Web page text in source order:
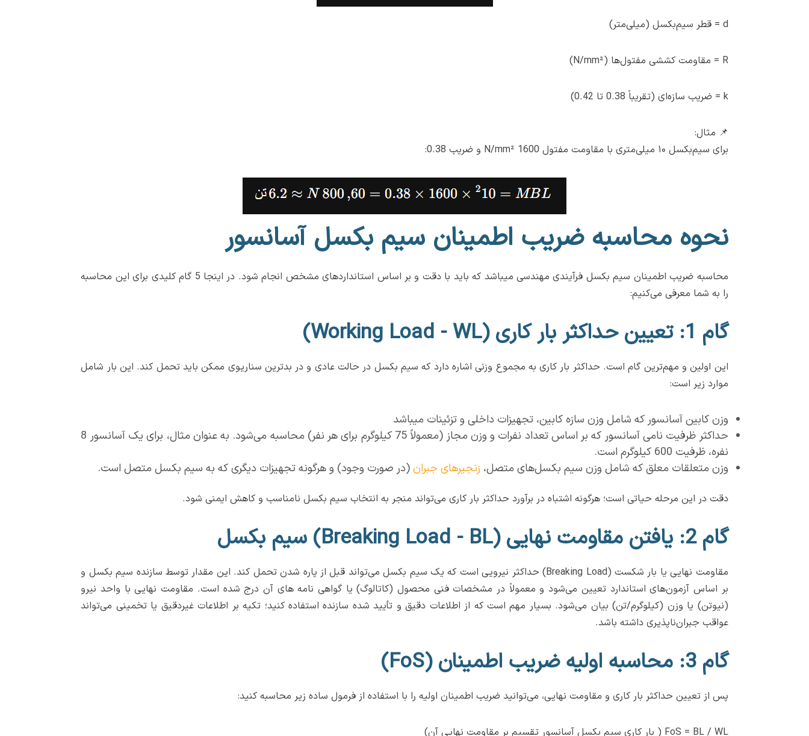
d = قطر سیم‌بکسل (میلی‌متر)
R = مقاومت کششی مفتول‌ها (N/mm²)
k = ضریب سازه‌ای (تقریباً 0.38 تا 0.42)
📌 مثال:
برای سیم‌بکسل ۱۰ میلی‌متری با مقاومت مفتول 1600 N/mm² و ضریب 0.38:
نحوه محاسبه ضریب اطمینان سیم بکسل آسانسور
محاسبه ضریب اطمینان سیم بکسل فرآیندی مهندسی میباشد که باید با دقت و بر اساس استانداردهای مشخص انجام شود. در اینجا 5 گام کلیدی برای این محاسبه
را به شما معرفی می‌کنیم:
گام 1: تعیین حداکثر بار کاری (Working Load - WL)
این اولین و مهم‌ترین گام است. حداکثر بار کاری به مجموع وزنی اشاره دارد که سیم بکسل در حالت عادی و در بدترین سناریوی ممکن باید تحمل کند. این بار شامل
موارد زیر است:
وزن کابین آسانسور که شامل وزن سازه کابین، تجهیزات داخلی و تزئینات میباشد
حداکثر ظرفیت نامی آسانسور که بر اساس تعداد نفرات و وزن مجاز (معمولاً 75 کیلوگرم برای هر نفر) محاسبه می‌شود. به عنوان مثال، برای یک آسانسور 8
نفره، ظرفیت 600 کیلوگرم است.
وزن متعلقات معلق که شامل وزن سیم بکسل‌های متصل، زنجیرهای جبران(در صورت وجود) و هرگونه تجهیزات دیگری که به سیم بکسل متصل است.
دقت در این مرحله حیاتی است؛ هرگونه اشتباه در برآورد حداکثر بار کاری می‌تواند منجر به انتخاب سیم بکسل نامناسب و کاهش ایمنی شود.
گام 2: یافتن مقاومت نهایی (Breaking Load - BL) سیم بکسل
مقاومت نهایی یا بار شکست (Breaking Load) حداکثر نیرویی است که یک سیم بکسل می‌تواند قبل از پاره شدن تحمل کند. این مقدار توسط سازنده سیم بکسل و
بر اساس آزمون‌های استاندارد تعیین می‌شود و معمولاً در مشخصات فنی محصول (کاتالوگ) یا گواهی نامه های آن درج شده است. مقاومت نهایی با واحد نیرو
(نیوتن) یا وزن (کیلوگرم/تن) بیان می‌شود. بسیار مهم است که از اطلاعات دقیق و تأیید شده سازنده استفاده کنید؛ تکیه بر اطلاعات غیردقیق یا تخمینی می‌تواند
عواقب جبران‌ناپذیری داشته باشد.
گام 3: محاسبه اولیه ضریب اطمینان (FoS)
پس از تعیین حداکثر بار کاری و مقاومت نهایی، می‌توانید ضریب اطمینان اولیه را با استفاده از فرمول ساده زیر محاسبه کنید:
FoS = BL / WL ( بار کاری سیم بکسل آسانسور تقسیم بر مقاومت نهایی آن)​